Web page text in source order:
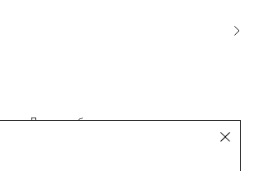
Легкая юбка с кружевом